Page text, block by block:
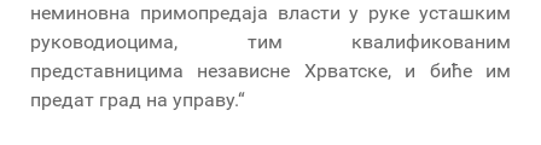
неминовна примопредаја власти у руке усташким
руководиоцима, тим квалификованим
представницима независне Хрватске, и биће им
предат град на управу.“